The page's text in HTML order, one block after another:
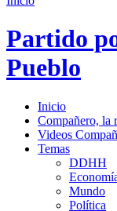
Partido
Pueblo
Inicio
Compañero, la
Videos
Temas
DDHH
Mundo
Política